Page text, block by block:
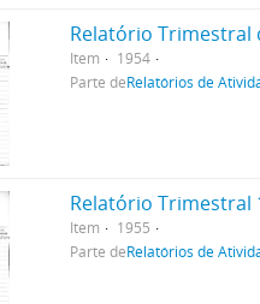
Relatório Trimestral
Item
1954
Parte deRelatórios de
Relatório Trimestral
Item
1955
Parte deRelatórios de